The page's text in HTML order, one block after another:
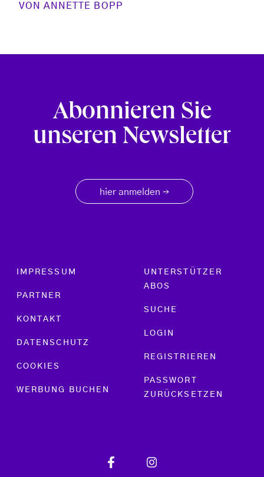
VONANNETTE BOPP
Abonnieren Sie
unseren Newsletter
hier anmelden →
Footer menu
IMPRESSUM
PARTNER
KONTAKT
DATENSCHUTZ
COOKIES
WERBUNG BUCHEN
UNTERSTÜTZER
ABOS
SUCHE
LOGIN
REGISTRIEREN
PASSWORT
ZURÜCKSETZEN